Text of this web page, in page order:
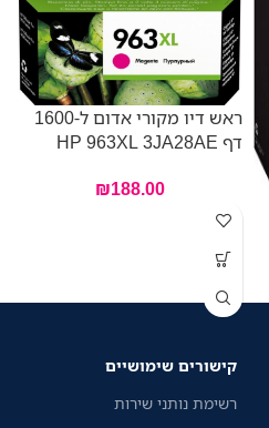
ראש דיו מקורי אדום ל-1600
דף HP 963XL 3JA28AE
₪188.00
קישורים שימושיים
רשימת נותני שירות